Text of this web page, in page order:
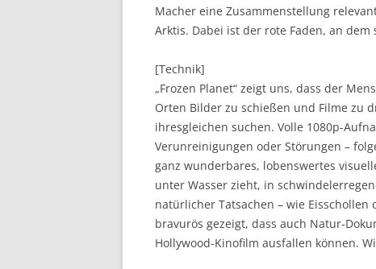
Macher eine Zusammenstellung
Arktis. Dabei ist der rote Faden, an
[Technik]
„Frozen Planet“ zeigt uns, dass der
Orten Bilder zu schießen und Filme zu
ihresgleichen suchen. Volle 1080p-
Verunreinigungen oder Störungen –
ganz wunderbares, lobenswertes
unter Wasser zieht, in
natürlicher Tatsachen – wie Eisschollen
bravurös gezeigt, dass auch Natur-
Hollywood-Kinofilm ausfallen können.